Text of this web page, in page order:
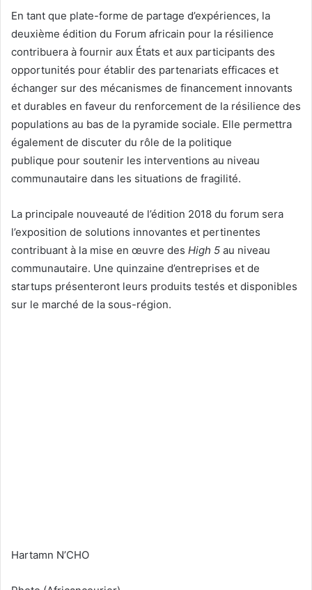
En tant que plate-forme de partage d’expériences, la
deuxième édition du Forum africain pour la résilience
contribuera à fournir aux États et aux participants des
opportunités pour établir des partenariats efficaces et
échanger sur des mécanismes de financement innovants
et durables en faveur du renforcement de la résilience des
populations au bas de la pyramide sociale. Elle permettra
également de discuter du rôle de la politique
publique pour soutenir les interventions au niveau
communautaire dans les situations de fragilité.
La principale nouveauté de l’édition 2018 du forum sera
l’exposition de solutions innovantes et pertinentes
contribuant à la mise en œuvre des High 5 au niveau
communautaire. Une quinzaine d’entreprises et de
startups présenteront leurs produits testés et disponibles
sur le marché de la sous-région.
Hartamn N’CHO